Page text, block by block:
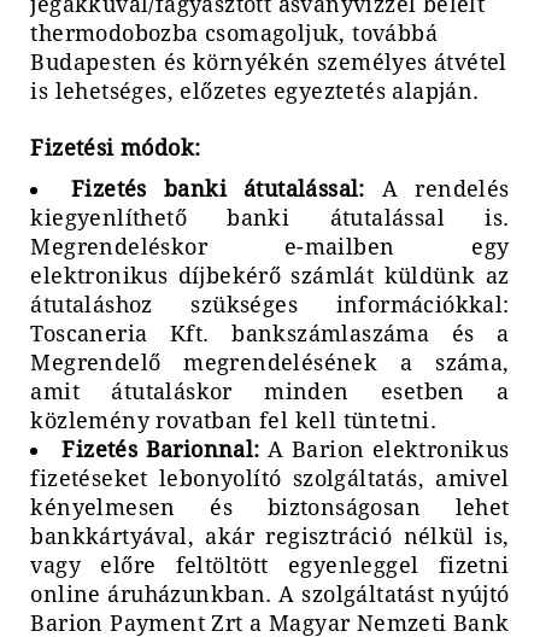
thermodobozba csomagoljuk, továbbá
Budapesten és környékén személyes átvétel
is lehetséges, előzetes egyeztetés alapján.
Fizetési módok:
Fizetés banki átutalással: A rendelés
kiegyenlíthető banki átutalással is.
Megrendeléskor e-mailben egy
elektronikus díjbekérő számlát küldünk az
átutaláshoz szükséges információkkal:
Toscaneria Kft. bankszámlaszáma és a
Megrendelő megrendelésének a száma,
amit átutaláskor minden esetben a
közlemény rovatban fel kell tüntetni.
Fizetés Barionnal: A Barion elektronikus
fizetéseket lebonyolító szolgáltatás, amivel
kényelmesen és biztonságosan lehet
bankkártyával, akár regisztráció nélkül is,
vagy előre feltöltött egyenleggel fizetni
online áruházunkban. A szolgáltatást nyújtó
Barion Payment Zrt a Magyar Nemzeti Bank